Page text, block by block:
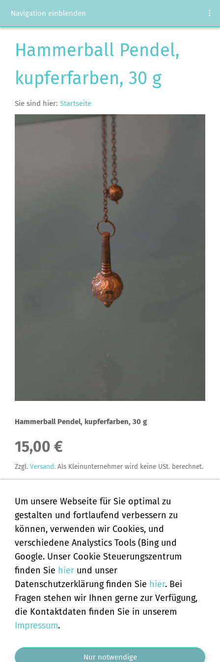
Navigation einblenden
Hammerball Pendel,
kupferfarben, 30 g
Sie sind hier: Startseite
Hammerball Pendel, kupferfarben, 30 g
15,00 €
Zzgl. Versand. Als Kleinunternehmer wird keine USt. berechnet.
In den Warenkorb
Für später merken
AGB
Versand & Zahlung
Hinweis
Um unsere Webseite für Sie optimal zu
gestalten und fortlaufend verbessern zu
können, verwenden wir Cookies, und
verschiedene Analystics Tools (Bing und
Google. Unser Cookie Steuerungszentrum
finden Sie hier und unser
Datenschutzerklärung finden Sie hier. Bei
Fragen stehen wir Ihnen gerne zur Verfügung,
die Kontaktdaten finden Sie in unserem
Impressum.
Nur notwendige